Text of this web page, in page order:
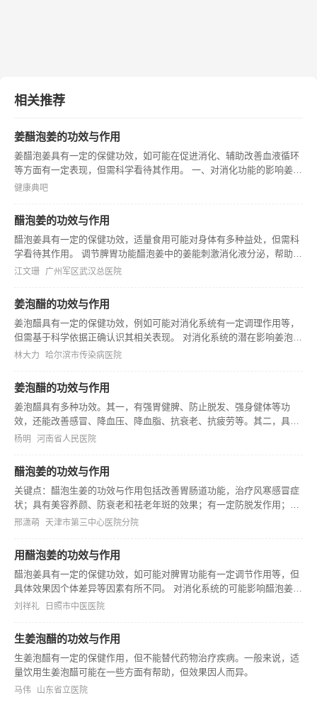
相关推荐
姜醋泡姜的功效与作用
姜醋泡姜具有一定的保健功效，如可能在促进消化、辅助改善血液循环
等方面有一定表现，但需科学看待其作用。 一、对消化功能的影响姜醋
泡姜中的姜含有姜辣素等成分，可能刺激胃液分泌，有助于食物的消
替代正规
健康典吧
醋泡姜的功效与作用
醋泡姜具有一定的保健功效，适量食用可能对身体有多种益处，但需科
学看待其作用。 调节脾胃功能醋泡姜中的姜能刺激消化液分泌，帮助胃
肠蠕动，一定程度上可改善脾胃消化功能，尤其对脾胃虚寒导致的消化
激。 辅
江文珊 广州军区武汉总医院
姜泡醋的功效与作用
姜泡醋具有一定的保健功效，例如可能对消化系统有一定调理作用等，
但需基于科学依据正确认识其相关表现。 对消化系统的潜在影响姜泡醋
中的姜含有的成分可能对胃肠蠕动有一定调节作用，醋中的酸性物质可
统疾病
林大力 哈尔滨市传染病医院
姜泡醋的功效与作用
姜泡醋具有多种功效。其一，有强胃健脾、防止脱发、强身健体等功
效，还能改善感冒、降血压、降血脂、抗衰老、抗疲劳等。其二，具有
补肾壮阳的作用，可用于治疗因肝肾不足导致的精神不振、耳鸣、头晕
状。 一
杨明 河南省人民医院
醋泡姜的功效与作用
关键点：醋泡生姜的功效与作用包括改善胃肠道功能，治疗风寒感冒症
状；具有美容养颜、防衰老和祛老年斑的效果；有一定防脱发作用；对
男性阳气不足有治疗效果。 一、醋泡生姜在改善胃肠道功能方面有着积
种作
邢潇萌 天津市第三中心医院分院
用醋泡姜的功效与作用
醋泡姜具有一定的保健功效，如可能对脾胃功能有一定调节作用等，但
具体效果因个体差异等因素有所不同。 对消化系统的可能影响醋泡姜中
的姜能刺激消化液分泌，可能有助于增进食欲，促进食物消化。醋也有
能，但
刘祥礼 日照市中医医院
生姜泡醋的功效与作用
生姜泡醋有一定的保健作用，但不能替代药物治疗疾病。一般来说，适
量饮用生姜泡醋可能在一些方面有帮助，但效果因人而异。
马伟 山东省立医院